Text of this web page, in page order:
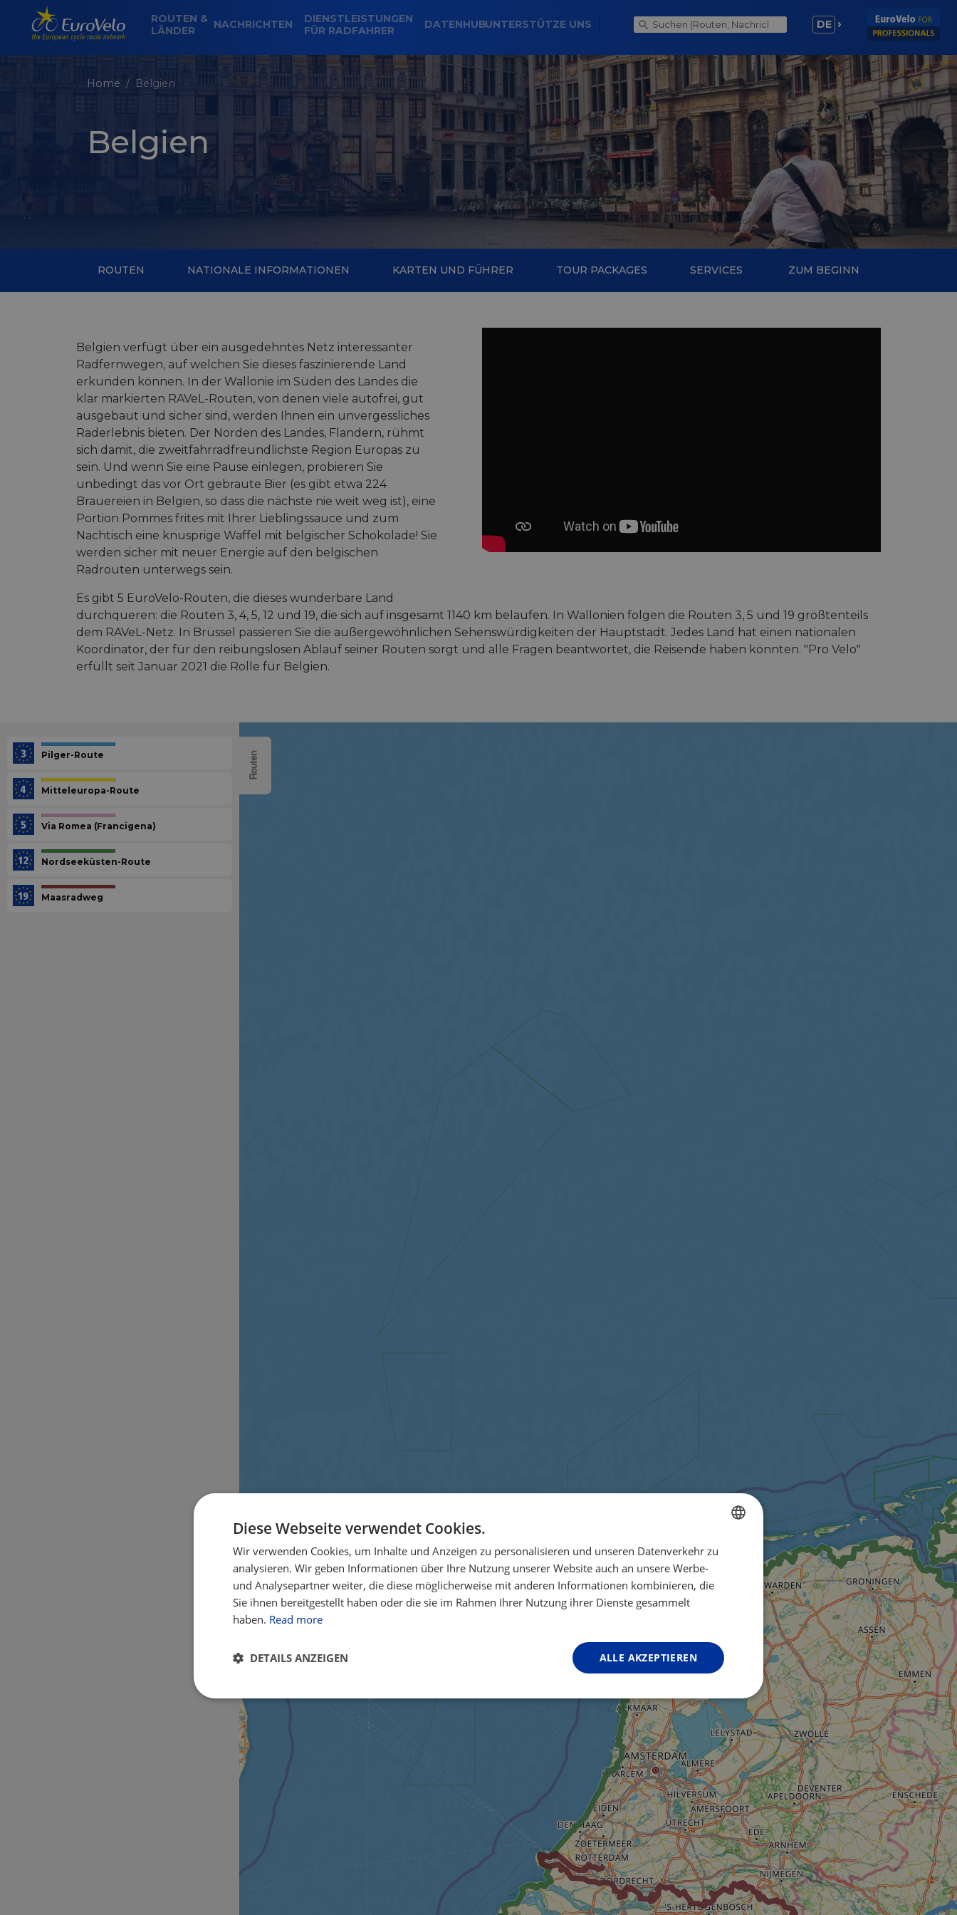
ROUTEN &
LÄNDER
NACHRICHTEN
DIENSTLEISTUNGEN
FÜR RADFAHRER
DATENHUBUNTERSTÜTZE UNS DE
Home Belgien
Belgien
ROUTEN NATIONALE INFORMATIONEN KARTEN UND FÜHRER TOUR PACKAGES SERVICES ZUM BEGINN
Belgien verfügt über ein ausgedehntes Netz interessanter
Radfernwegen, auf welchen Sie dieses faszinierende Land
erkunden können. In der Wallonie im Süden des Landes die
klar markierten RAVeL-Routen, von denen viele autofrei, gut
ausgebaut und sicher sind, werden Ihnen ein unvergessliches
Raderlebnis bieten. Der Norden des Landes, Flandern, rühmt
sich damit, die zweitfahrradfreundlichste Region Europas zu
sein. Und wenn Sie eine Pause einlegen, probieren Sie
unbedingt das vor Ort gebraute Bier (es gibt etwa 224
Brauereien in Belgien, so dass die nächste nie weit weg ist), eine
Portion Pommes frites mit Ihrer Lieblingssauce und zum
Nachtisch eine knusprige Waffel mit belgischer Schokolade! Sie
werden sicher mit neuer Energie auf den belgischen
Radrouten unterwegs sein.
Es gibt 5 EuroVelo-Routen, die dieses wunderbare Land
durchqueren: die Routen 3, 4, 5, 12 und 19, die sich auf insgesamt 1140 km belaufen. In Wallonien folgen die Routen 3, 5 und 19 größtenteils
dem RAVeL-Netz. In Brüssel passieren Sie die außergewöhnlichen Sehenswürdigkeiten der Hauptstadt. Jedes Land hat einen nationalen
Koordinator, der für den reibungslosen Ablauf seiner Routen sorgt und alle Fragen beantwortet, die Reisende haben könnten. "Pro Velo"
erfüllt seit Januar 2021 die Rolle für Belgien.
Pilger-Route
Mitteleuropa-Route
Via Romea (Francigena)
Nordseeküsten-Route
Maasradweg
Routen
ENGLISH
FRENCH
Diese Webseite verwendet Cookies.
Wir verwenden Cookies, um Inhalte und Anzeigen zu personalisieren und unseren Datenverkehr zu
analysieren. Wir geben Informationen über Ihre Nutzung unserer Website auch an unsere Werbe-
und Analysepartner weiter, die diese möglicherweise mit anderen Informationen kombinieren, die
Sie ihnen bereitgestellt haben oder die sie im Rahmen Ihrer Nutzung ihrer Dienste gesammelt
haben. Read more
ALLE AKZEPTIEREN
DETAILS ANZEIGEN
Unbedingt
Performance Targeting Funktionalität Unklassifizierte
Unklassifizierte
Unbedingt erforderliche Cookies ermöglichen wesentliche Kernfunktionen der Website wie die Benutzeranmeldung und die
Kontoverwaltung. Ohne die unbedingt erforderlichen Cookies kann die Website nicht ordnungsgemäß verwendet werden.
Beschreibung
This cookie is associated with the Django web development
platform for Python. It is designed to help protect a site
against at particular type of software attack on web forms.